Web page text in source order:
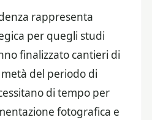
rappresenta
per quegli studi
finalizzato cantieri di
del periodo di
di tempo per
fotografica e